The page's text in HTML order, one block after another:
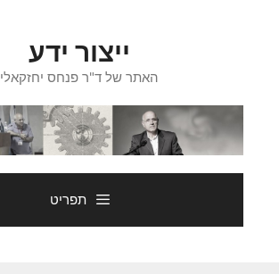
ייצור ידע
האתר של ד"ר פנחס יחזקאלי
תפריט